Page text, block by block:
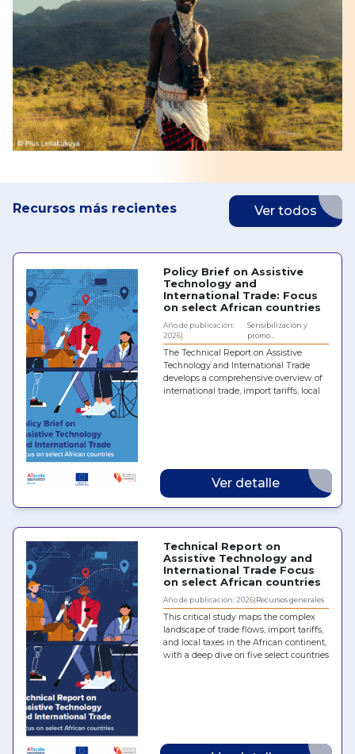
Recursos más recientes Ver todos
Policy Brief on Assistive
Technology and
International Trade: Focus
on select African countries
Año de publicación:
2026
Sensibilización y
promo...
The Technical Report on Assistive
Technology and International Trade
develops a comprehensive overview of
international trade, import tariffs, local
Congo. It identifies the main barriers
and challenges to the effective
implementation of trade policies along
the import-to-distributor process – from
their delivery to distributors – and, while
the distributor and retail stages are
mentioned, they are not the primary
focus of the analysis. This Policy Brief
summarizes the key findings and
Ver detalle
Technical Report on
Assistive Technology and
International Trade Focus
on select African countries
Año de publicación: 2026 Recursos generales
This critical study maps the complex
landscape of trade flows, import tariffs,
and local taxes in the African continent,
with a deep dive on five select countries